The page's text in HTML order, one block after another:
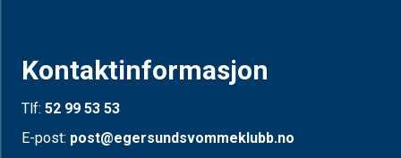
Kontaktinformasjon
Tlf: 52 99 53 53
E-post: post@egersundsvommeklubb.no